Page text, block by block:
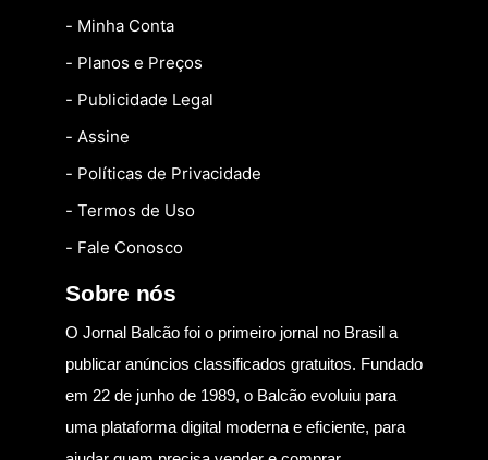
- Minha Conta
- Planos e Preços
- Publicidade Legal
- Assine
- Políticas de Privacidade
- Termos de Uso
- Fale Conosco
Sobre nós
O Jornal Balcão foi o primeiro jornal no Brasil a
publicar anúncios classificados gratuitos. Fundado
em 22 de junho de 1989, o Balcão evoluiu para
uma plataforma digital moderna e eficiente, para